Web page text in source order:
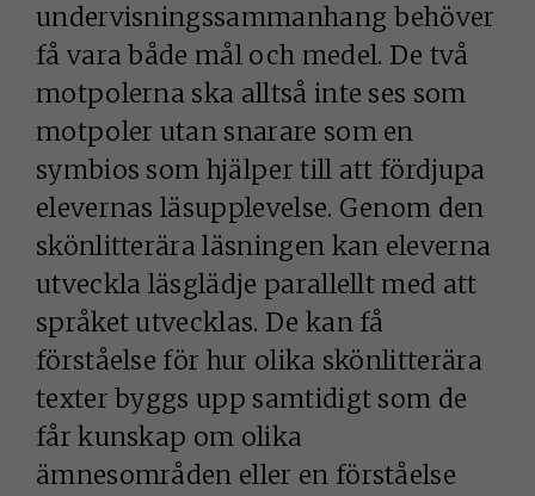
undervisningssammanhang behöver
få vara både mål och medel. De två
motpolerna ska alltså inte ses som
motpoler utan snarare som en
symbios som hjälper till att fördjupa
elevernas läsupplevelse. Genom den
skönlitterära läsningen kan eleverna
utveckla läsglädje parallellt med att
språket utvecklas. De kan få
förståelse för hur olika skönlitterära
texter byggs upp samtidigt som de
får kunskap om olika
ämnesområden eller en förståelse